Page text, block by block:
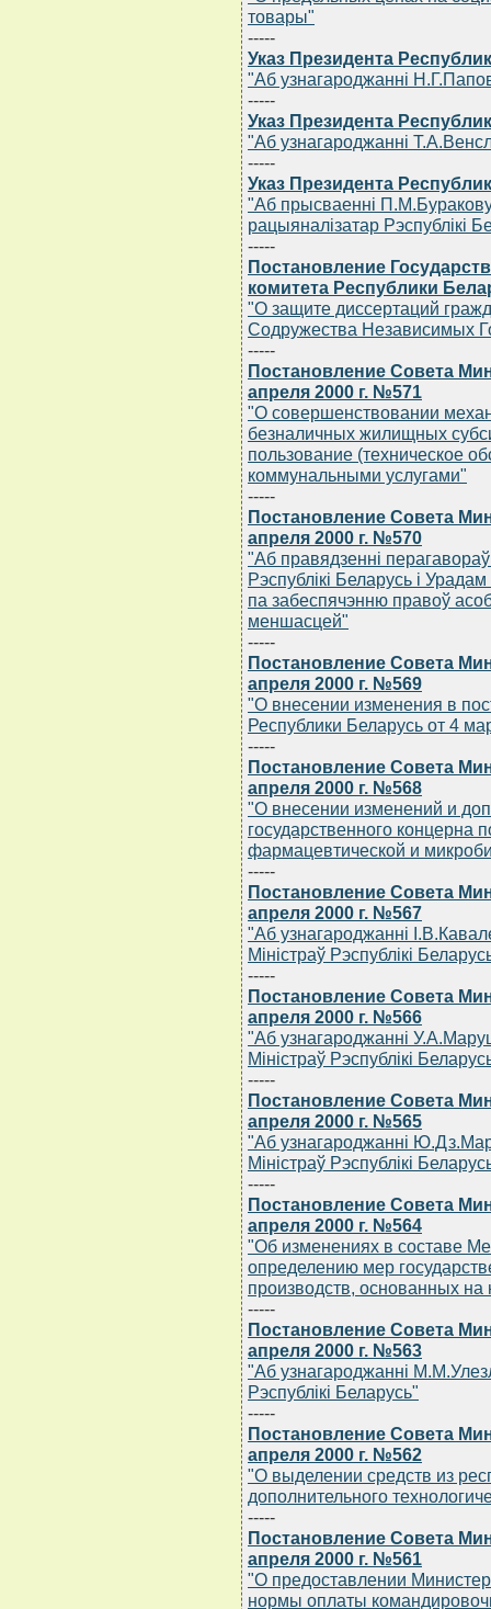
товары"
-----
Указ Президента
"Аб узнагароджаннi
-----
Указ Президента
"Аб узнагароджаннi
-----
Указ Президента
"Аб прысваеннi
рацыяналiзатар Рэспублiкi
-----
Постановление
комитета Республики
"О защите диссертаций
Содружества Независимых
-----
Постановление Совета
апреля 2000 г. №571
"О совершенствовании
безналичных жилищных
пользование (техническое
коммунальными услугами"
-----
Постановление Совета
апреля 2000 г. №570
"Аб правядзеннi
Рэспублiкi Беларусь i
па забеспячэнню правоў
меншасцей"
-----
Постановление Совета
апреля 2000 г. №569
"О внесении изменения в
Республики Беларусь от 4
-----
Постановление Совета
апреля 2000 г. №568
"О внесении изменений и
государственного концерна
фармацевтической и
-----
Постановление Совета
апреля 2000 г. №567
"Аб узнагароджаннi
Мiнiстраў Рэспублiкi
-----
Постановление Совета
апреля 2000 г. №566
"Аб узнагароджаннi
Мiнiстраў Рэспублiкi
-----
Постановление Совета
апреля 2000 г. №565
"Аб узнагароджаннi
Мiнiстраў Рэспублiкi
-----
Постановление Совета
апреля 2000 г. №564
"Об изменениях в составе
определению мер
производств, основанных
-----
Постановление Совета
апреля 2000 г. №563
"Аб узнагароджаннi
Рэспублiкi Беларусь"
-----
Постановление Совета
апреля 2000 г. №562
"О выделении средств из
дополнительного
-----
Постановление Совета
апреля 2000 г. №561
"О предоставлении
нормы оплаты